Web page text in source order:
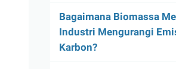
Bagaimana Biomassa
Industri Mengurangi
Karbon?